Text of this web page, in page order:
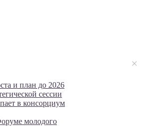
и план до 2026
сессии
в консорциум
молодого